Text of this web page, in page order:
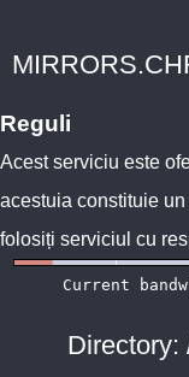
Reguli
Acest serviciu este
acestuia constituie
folosiți serviciul cu
Directory: